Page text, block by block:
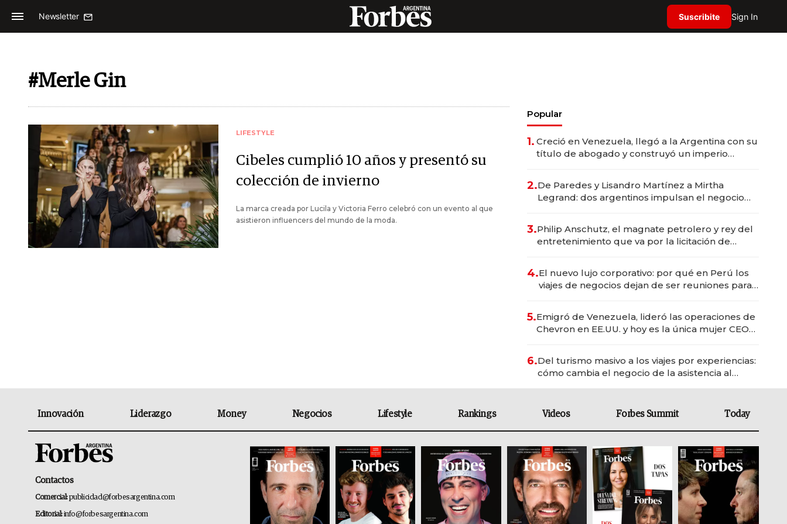
Newsletter Suscribite Sign In
#Merle Gin
LIFESTYLE
Cibeles cumplió 10 años y presentó su
colección de invierno
La marca creada por Lucila y Victoria Ferro celebró con un evento al que
asistieron influencers del mundo de la moda.
Popular
1. Creció en Venezuela, llegó a la Argentina con su
título de abogado y construyó un imperio
2.De Paredes y Lisandro Martínez a Mirtha
Legrand: dos argentinos impulsan el negocio
3.Philip Anschutz, el magnate petrolero y rey del
entretenimiento que va por la licitación de
4.El nuevo lujo corporativo: por qué en Perú los
viajes de negocios dejan de ser reuniones para
5.Emigró de Venezuela, lideró las operaciones de
Chevron en EE.UU. y hoy es la única mujer CEO
6.Del turismo masivo a los viajes por experiencias:
cómo cambia el negocio de la asistencia al
Innovación Liderazgo Money Negocios Lifestyle Rankings Videos Forbes Summit Today
Contactos
Comercial:publicidad@forbesargentina.com
Editorial:info@forbesargentina.com